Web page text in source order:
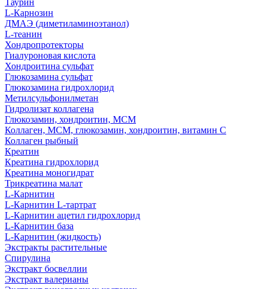
Таурин
L-Карнозин
ДМАЭ (диметиламиноэтанол)
L-теанин
Хондропротекторы
Гиалуроновая кислота
Хондроитина сульфат
Глюкозамина сульфат
Глюкозамина гидрохлорид
Метилсульфонилметан
Гидролизат коллагена
Глюкозамин, хондроитин, МСМ
Коллаген, МСМ, глюкозамин, хондроитин, витамин С
Коллаген рыбный
Креатин
Креатина гидрохлорид
Креатина моногидрат
Трикреатина малат
L-Карнитин
L-Карнитин L-тартрат
L-Карнитин ацетил гидрохлорид
L-Карнитин база
L-Карнитин (жидкость)
Экстракты растительные
Спирулина
Экстракт босвеллии
Экстракт валерианы